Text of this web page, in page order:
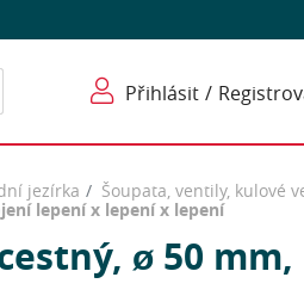
Přihlásit
jezírka
Šoupata, ventily, kulové
lepení x lepení x lepení
ø 50